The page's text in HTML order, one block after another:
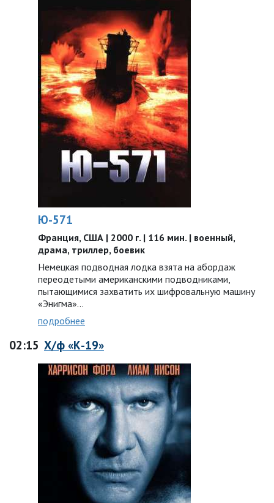
Ю-571
Франция, США | 2000 г. | 116 мин. | военный,
драма, триллер, боевик
Немецкая подводная лодка взята на абордаж
переодетыми американскими подводниками,
пытающимися захватить их шифровальную машину
«Энигма»…
подробнее
02:15 Х/ф «К-19»